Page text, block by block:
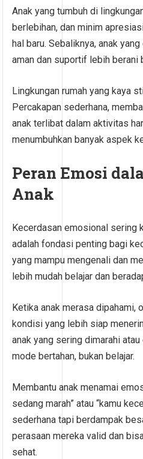
Anak yang tumbuh di
berlebihan, dan minim
hal baru. Sebaliknya, anak
aman dan suportif lebih berani
Lingkungan rumah yang kaya
Percakapan sederhana,
anak terlibat dalam aktivitas
menumbuhkan banyak aspek
Peran Emosi
Anak
Kecerdasan emosional sering
adalah fondasi penting bagi
yang mampu mengenali dan
lebih mudah belajar dan
Ketika anak merasa dipahami,
kondisi yang lebih siap
anak yang sering dimarahi
mode bertahan, bukan belajar.
Membantu anak menamai
sedang marah” atau “kamu
sederhana tapi berdampak
perasaan mereka valid dan
sehat.